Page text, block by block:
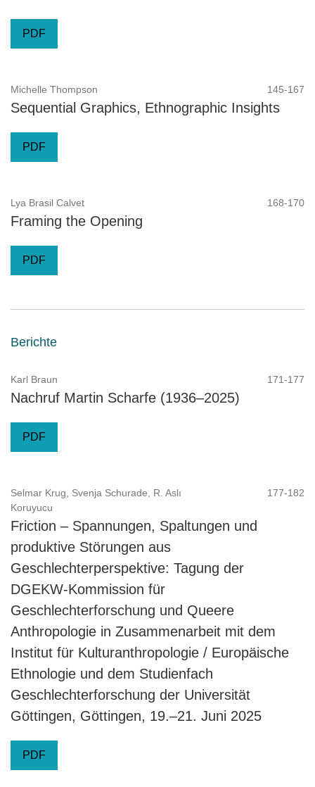
PDF
Michelle Thompson 145-167
Sequential Graphics, Ethnographic Insights
PDF
Lya Brasil Calvet 168-170
Framing the Opening
PDF
Berichte
Karl Braun 171-177
Nachruf Martin Scharfe (1936–2025)
PDF
Selmar Krug, Svenja Schurade, R. Aslı
Koruyucu
177-182
Friction – Spannungen, Spaltungen und
produktive Störungen aus
Geschlechterperspektive: Tagung der
DGEKW-Kommission für
Geschlechterforschung und Queere
Anthropologie in Zusammenarbeit mit dem
Institut für Kulturanthropologie / Europäische
Ethnologie und dem Studienfach
Geschlechterforschung der Universität
Göttingen, Göttingen, 19.–21. Juni 2025
PDF